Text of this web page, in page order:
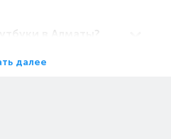
в Алматы?
далее